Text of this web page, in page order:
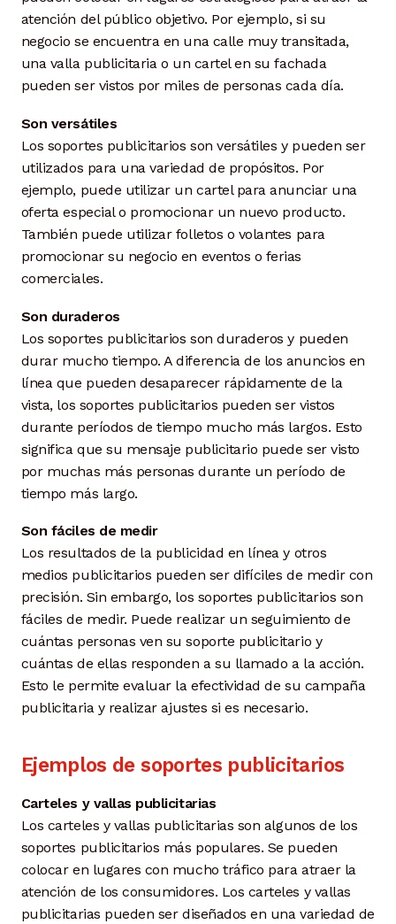
atención del público objetivo. Por ejemplo, si su
negocio se encuentra en una calle muy transitada,
una valla publicitaria o un cartel en su fachada
pueden ser vistos por miles de personas cada día.
Son versátiles
Los soportes publicitarios son versátiles y pueden ser
utilizados para una variedad de propósitos. Por
ejemplo, puede utilizar un cartel para anunciar una
oferta especial o promocionar un nuevo producto.
También puede utilizar folletos o volantes para
promocionar su negocio en eventos o ferias
comerciales.
Son duraderos
Los soportes publicitarios son duraderos y pueden
durar mucho tiempo. A diferencia de los anuncios en
línea que pueden desaparecer rápidamente de la
vista, los soportes publicitarios pueden ser vistos
durante períodos de tiempo mucho más largos. Esto
significa que su mensaje publicitario puede ser visto
por muchas más personas durante un período de
tiempo más largo.
Son fáciles de medir
Los resultados de la publicidad en línea y otros
medios publicitarios pueden ser difíciles de medir con
precisión. Sin embargo, los soportes publicitarios son
fáciles de medir. Puede realizar un seguimiento de
cuántas personas ven su soporte publicitario y
cuántas de ellas responden a su llamado a la acción.
Esto le permite evaluar la efectividad de su campaña
publicitaria y realizar ajustes si es necesario.
Ejemplos de soportes publicitarios
Carteles y vallas publicitarias
Los carteles y vallas publicitarias son algunos de los
soportes publicitarios más populares. Se pueden
colocar en lugares con mucho tráfico para atraer la
atención de los consumidores. Los carteles y vallas
publicitarias pueden ser diseñados en una variedad de